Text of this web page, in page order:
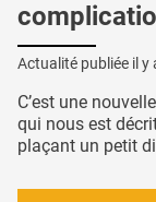
Actualité publiée il y
C’est une
qui nous est
plaçant un petit